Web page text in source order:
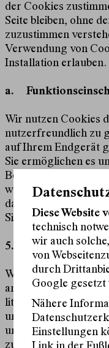
der Cookies
Seite bleiben, ohne
zuzustimmen
Verwendung von
Installation erlauben.
a.
Wir nutzen Cookies
nutzerfreundlich zu
auf Ihrem Endgerät
Sie ermöglichen es
Besuch
wünschen, so
dass er Sie über das
Sie dies nur im
5. Newsletter
Wenn Sie sich
anmelden und uns
lit a DS-GVO)
und Ihre E-Mail-
unseres
zu Ihrer Abmeldung
Diese Website
technisch
wir auch
von
durch
Google gesetzt
Nähere
Einstellungen